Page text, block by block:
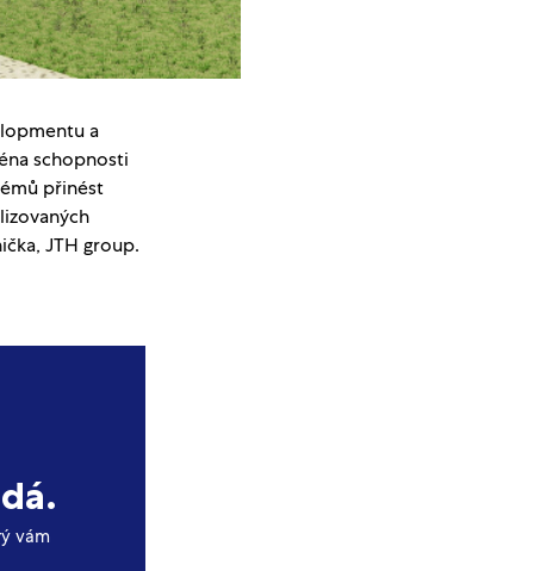
a
schopnosti
přinést
JTH group.
vám